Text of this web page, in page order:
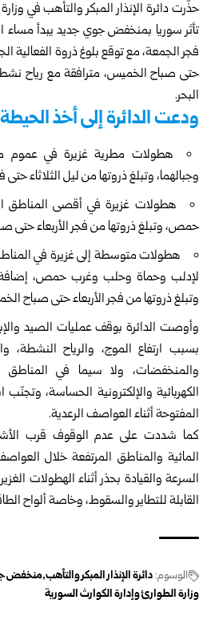
حذّرت دائرة الإنذار المبكر والتأهب في
تأثرسوريا بمنخفض جوي جديد يبدأ مساء
فجر الجمعة، مع توقع بلوغ ذروة الفعالية
حتى صباح الخميس، مترافقة مع رياح
البحر.
ودعت الدائرة إلى أخذ
هطولات مطرية غزيرة في عموم
وجبالهما، وتبلغ ذروتها من ليل الثلاثاء
هطولات غزيرة في أقصى المناطق
حمص، وتبلغ ذروتها من فجر الأربعاء حتى
هطولات متوسطة إلى غزيرة في المناطق
لإدلب وحماة وحلب وغرب حمص،
وتبلغ ذروتها من فجر الأربعاء حتى صباح
وأوصت الدائرة بوقف عمليات الصيد
بسبب ارتفاع الموج، والرياح النشطة،
والمنخفضات، ولا سيما في المناطق
الكهربائية والإلكترونية الحساسة،
المفتوحة أثناء العواصف الرعدية.
كما شددت على عدم الوقوف قرب
المائية والمناطق المرتفعة خلال
السرعة والقيادة بحذر أثناء الهطولات
القابلة للتطاير والسقوط، وخاصة ألواح
الوسوم:دائرة الإنذار المبكر والتأهب منخفض
وزارة الطوارئ وإدارة الكوارث السورية